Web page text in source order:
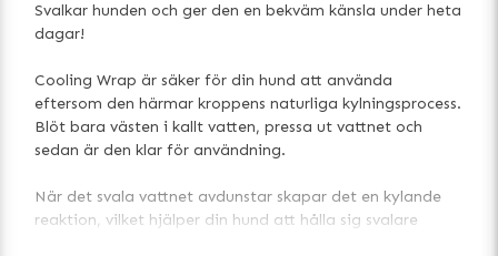
Svalkar hunden och ger den en bekväm känsla under heta
dagar!
Cooling Wrap är säker för din hund att använda
eftersom den härmar kroppens naturliga kylningsprocess.
Blöt bara västen i kallt vatten, pressa ut vattnet och
sedan är den klar för användning.
När det svala vattnet avdunstar skapar det en kylande
reaktion, vilket hjälper din hund att hålla sig svalare